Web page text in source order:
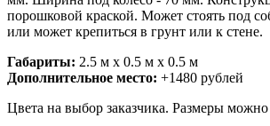
порошковой краской. Может стоять под
или может крепиться в грунт или к стене.
Габариты: 2.5 м х 0.5 м х 0.5 м
Дополнительное место: +1480 рублей
Цвета на выбор заказчика. Размеры можно